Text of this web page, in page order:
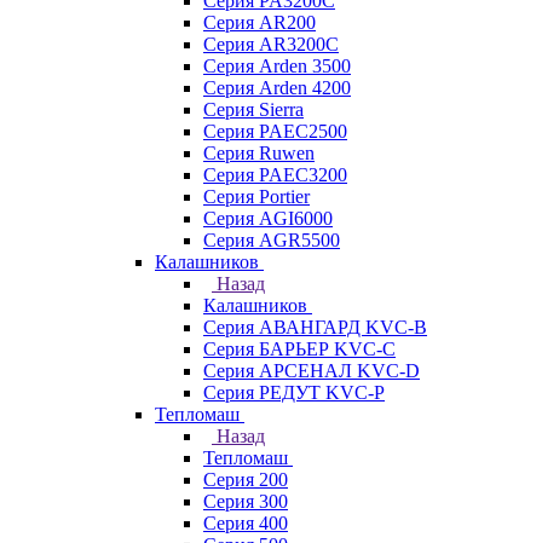
Серия AR200
Серия AR3200C
Серия Arden 3500
Серия Arden 4200
Серия Sierra
Серия PAEC2500
Серия Ruwen
Серия PAEC3200
Серия Portier
Серия AGI6000
Серия AGR5500
Калашников
Назад
Калашников
Серия АВАНГАРД KVC-B
Серия БАРЬЕР KVC-C
Серия АРСЕНАЛ KVC-D
Серия РЕДУТ KVC-P
Тепломаш
Назад
Тепломаш
Серия 200
Серия 300
Серия 400